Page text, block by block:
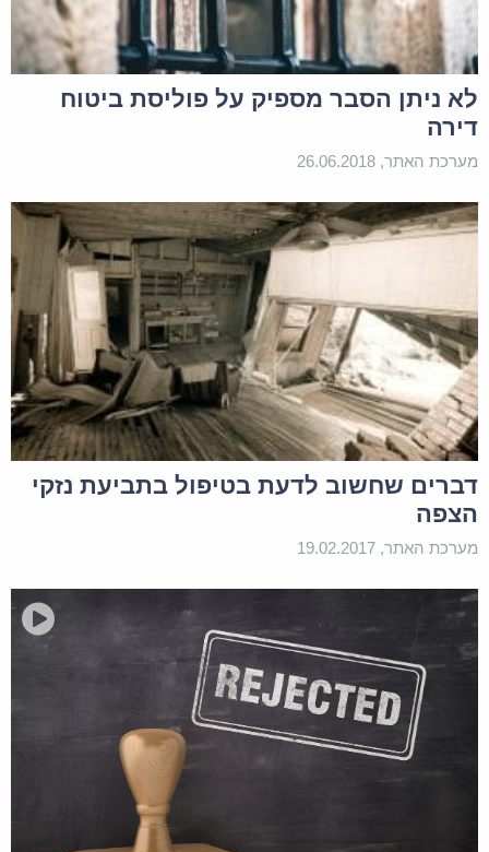
לא ניתן הסבר מספיק על פוליסת ביטוח
דירה
מערכת האתר, 26.06.2018
דברים שחשוב לדעת בטיפול בתביעת נזקי
הצפה
מערכת האתר, 19.02.2017